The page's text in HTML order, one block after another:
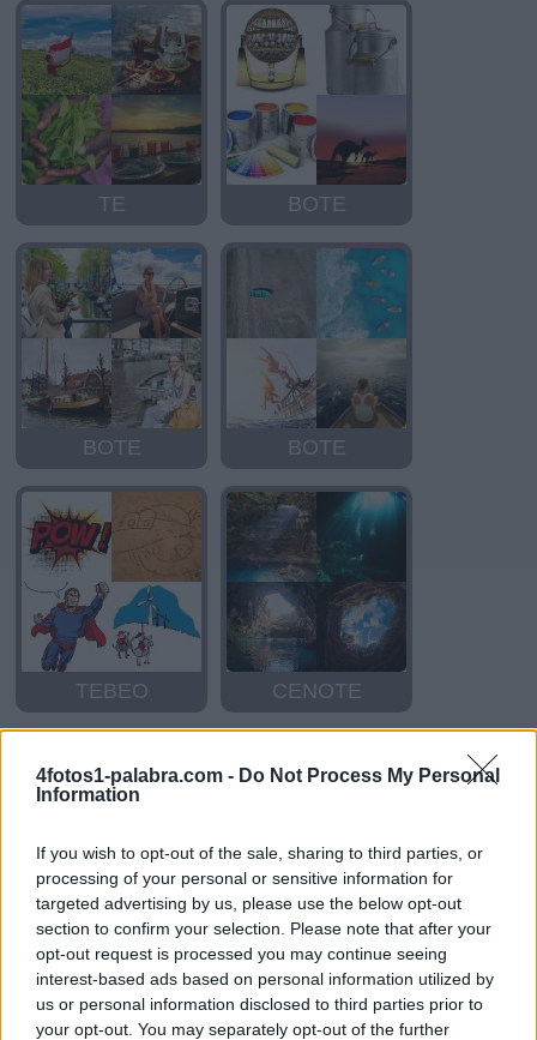
4fotos1-palabra.com - Do Not Process My Personal
Information
If you wish to opt-out of the sale, sharing to third parties, or
processing of your personal or sensitive information for
targeted advertising by us, please use the below opt-out
section to confirm your selection. Please note that after your
opt-out request is processed you may continue seeing
interest-based ads based on personal information utilized by
us or personal information disclosed to third parties prior to
your opt-out. You may separately opt-out of the further
TE BOTE
BOTE BOTE
TEBEO CENOTE
TREN TREN